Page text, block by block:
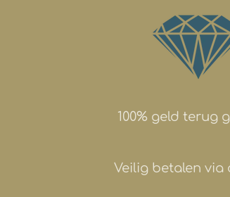
100% geld terug
Veilig betalen via